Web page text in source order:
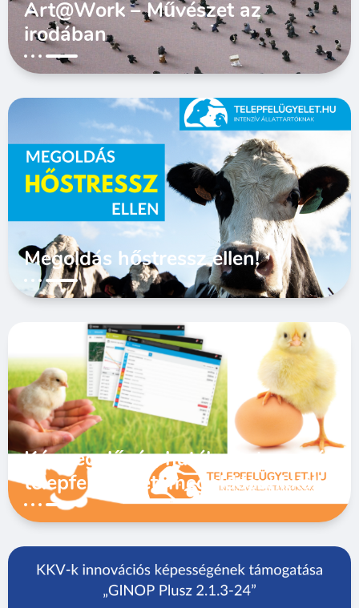
Art@Work – Művészet az
irodában
Megoldás hőstressz ellen!
Kármegelőzés, hatékony termelés
telepfelügyeleti megoldásunkkal!